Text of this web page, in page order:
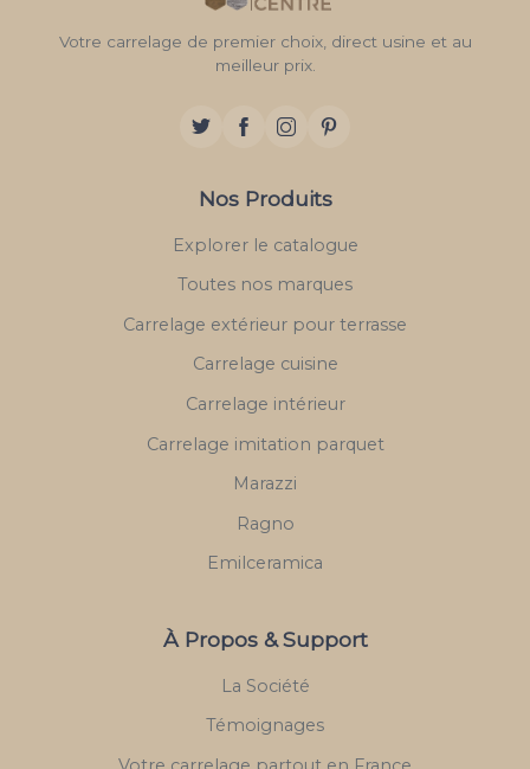
Votre carrelage de premier choix, direct usine et au
meilleur prix.
Nos Produits
Explorer le catalogue
Toutes nos marques
Carrelage extérieur pour terrasse
Carrelage cuisine
Carrelage intérieur
Carrelage imitation parquet
Marazzi
Ragno
Emilceramica
À Propos & Support
La Société
Témoignages